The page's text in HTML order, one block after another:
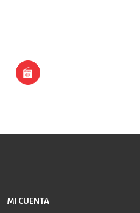
MI CUENTA